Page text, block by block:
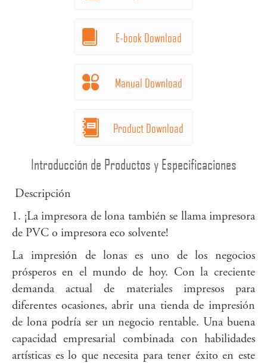
E-book Download
Manual Download
Product Download
Introducción de Productos y Especificaciones
Descripción
1. ¡La impresora de lona también se llama impresora
de PVC o impresora eco solvente!
La impresión de lonas es uno de los negocios
prósperos en el mundo de hoy. Con la creciente
demanda actual de materiales impresos para
diferentes ocasiones, abrir una tienda de impresión
de lona podría ser un negocio rentable. Una buena
capacidad empresarial combinada con habilidades
artísticas es lo que necesita para tener éxito en este